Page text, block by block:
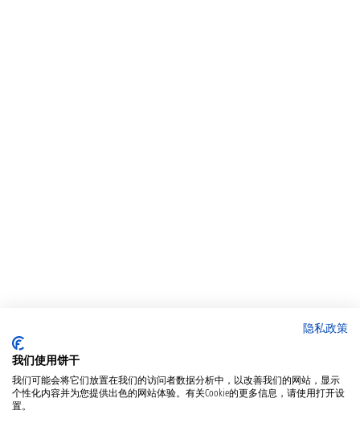
隐私政策
我们使用饼干
我们可能会将它们放置在我们的访问者数据分析中，以改善我们的网站，显示
个性化内容并为您提供出色的网站体验。有关Cookie的更多信息，请使用打开设
置。